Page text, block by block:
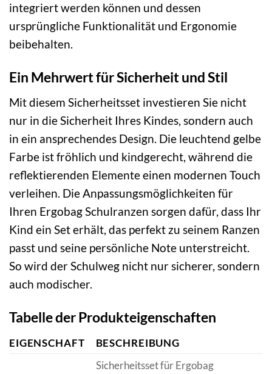
integriert werden können und dessen
ursprüngliche Funktionalität und Ergonomie
beibehalten.
Ein Mehrwert für Sicherheit und Stil
Mit diesem Sicherheitsset investieren Sie nicht
nur in die Sicherheit Ihres Kindes, sondern auch
in ein ansprechendes Design. Die leuchtend gelbe
Farbe ist fröhlich und kindgerecht, während die
reflektierenden Elemente einen modernen Touch
verleihen. Die Anpassungsmöglichkeiten für
Ihren Ergobag Schulranzen sorgen dafür, dass Ihr
Kind ein Set erhält, das perfekt zu seinem Ranzen
passt und seine persönliche Note unterstreicht.
So wird der Schulweg nicht nur sicherer, sondern
auch modischer.
Tabelle der Produkteigenschaften
EIGENSCHAFT BESCHREIBUNG
Sicherheitsset für Ergobag